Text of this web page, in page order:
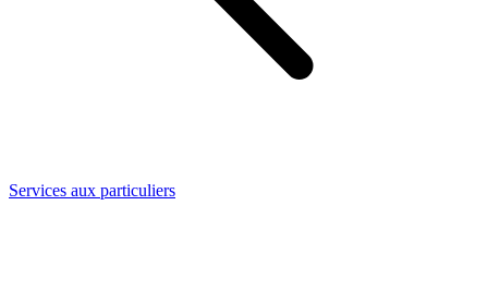
Services aux particuliers